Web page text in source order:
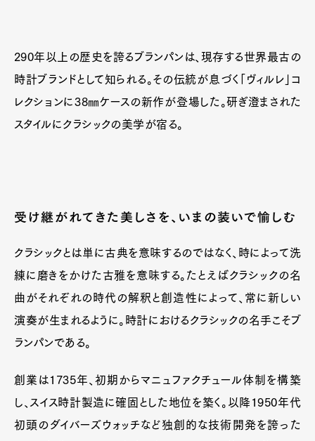
290年以上の歴史を誇るブランパンは、現存する世界最古の
時計ブランドとして知られる。その伝統が息づく「ヴィルレ」コ
レクションに38㎜ケースの新作が登場した。研ぎ澄まされた
スタイルにクラシックの美学が宿る。
受け継がれてきた美しさを、いまの装いで愉しむ
クラシックとは単に古典を意味するのではなく、時によって洗
練に磨きをかけた古雅を意味する。たとえばクラシックの名
曲がそれぞれの時代の解釈と創造性によって、常に新しい
演奏が生まれるように。時計におけるクラシックの名手こそブ
ランパンである。
創業は1735年、初期からマニュファクチュール体制を構築
し、スイス時計製造に確固とした地位を築く。以降1950年代
初頭のダイバーズウォッチなど独創的な技術開発を誇った